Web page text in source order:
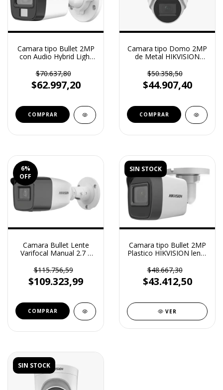
Camara tipo Bullet 2MP
con Audio Hybrid Light
(DS2CE16DOT)
$70.637,80
$62.997,20
Camara tipo Domo 2MP
de Metal HIKVISION
(DS2CE76DOEXM)
$50.358,50
$44.907,40
6%
OFF
Camara Bullet Lente
Varifocal Manual 2.7 a
(DS2CE19DOTVF)
$115.756,59
$109.323,99
SIN STOCK
Camara tipo Bullet 2MP
Plastico HIKVISION lente
(DS2CE16DOEXP)
$48.667,30
$43.412,50
VER
SIN STOCK